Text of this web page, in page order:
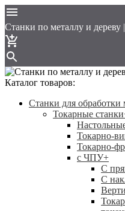
Cтанки по металлу и дереву
Каталог товаров:
Станки для обработки
Токарные станки
Токарно-
Токарно-
с ЧПУ+
С
C